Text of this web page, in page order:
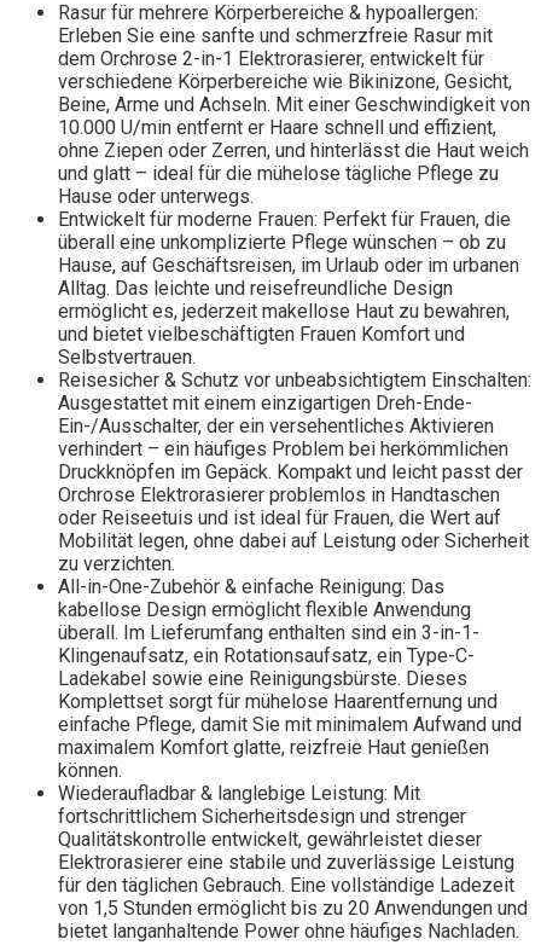
Rasur für mehrere Körperbereiche & hypoallergen:
Erleben Sie eine sanfte und schmerzfreie Rasur mit
dem Orchrose 2-in-1 Elektrorasierer, entwickelt für
verschiedene Körperbereiche wie Bikinizone, Gesicht,
Beine, Arme und Achseln. Mit einer Geschwindigkeit von
10.000 U/min entfernt er Haare schnell und effizient,
ohne Ziepen oder Zerren, und hinterlässt die Haut weich
und glatt – ideal für die mühelose tägliche Pflege zu
Hause oder unterwegs.
Entwickelt für moderne Frauen: Perfekt für Frauen, die
überall eine unkomplizierte Pflege wünschen – ob zu
Hause, auf Geschäftsreisen, im Urlaub oder im urbanen
Alltag. Das leichte und reisefreundliche Design
ermöglicht es, jederzeit makellose Haut zu bewahren,
und bietet vielbeschäftigten Frauen Komfort und
Selbstvertrauen.
Reisesicher & Schutz vor unbeabsichtigtem Einschalten:
Ausgestattet mit einem einzigartigen Dreh-Ende-
Ein-/Ausschalter, der ein versehentliches Aktivieren
verhindert – ein häufiges Problem bei herkömmlichen
Druckknöpfen im Gepäck. Kompakt und leicht passt der
Orchrose Elektrorasierer problemlos in Handtaschen
oder Reiseetuis und ist ideal für Frauen, die Wert auf
Mobilität legen, ohne dabei auf Leistung oder Sicherheit
zu verzichten.
All-in-One-Zubehör & einfache Reinigung: Das
kabellose Design ermöglicht flexible Anwendung
überall. Im Lieferumfang enthalten sind ein 3-in-1-
Klingenaufsatz, ein Rotationsaufsatz, ein Type-C-
Ladekabel sowie eine Reinigungsbürste. Dieses
Komplettset sorgt für mühelose Haarentfernung und
einfache Pflege, damit Sie mit minimalem Aufwand und
maximalem Komfort glatte, reizfreie Haut genießen
können.
Wiederaufladbar & langlebige Leistung: Mit
fortschrittlichem Sicherheitsdesign und strenger
Qualitätskontrolle entwickelt, gewährleistet dieser
Elektrorasierer eine stabile und zuverlässige Leistung
für den täglichen Gebrauch. Eine vollständige Ladezeit
von 1,5 Stunden ermöglicht bis zu 20 Anwendungen und
bietet langanhaltende Power ohne häufiges Nachladen.